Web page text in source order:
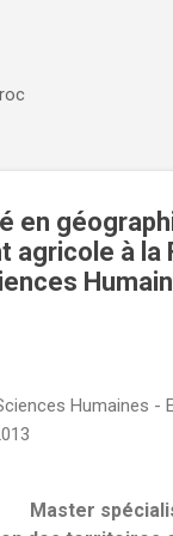
en
agricole à
Humaines -
Master